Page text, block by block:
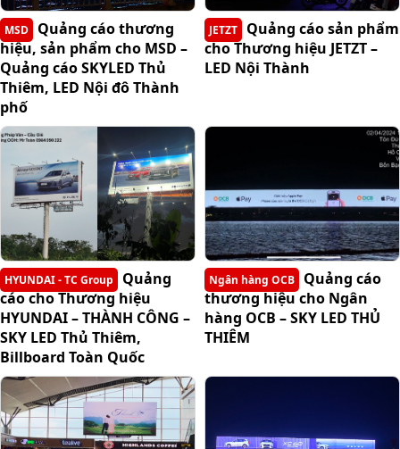
MSD
Quảng cáo thương
hiệu, sản phẩm cho MSD –
Quảng cáo SKYLED Thủ
Thiêm, LED Nội đô Thành
phố
JETZT
Quảng cáo sản phẩm
cho Thương hiệu JETZT –
LED Nội Thành
HYUNDAI - TC Group
Quảng
cáo cho Thương hiệu
HYUNDAI – THÀNH CÔNG –
SKY LED Thủ Thiêm,
Billboard Toàn Quốc
Ngân hàng OCB
Quảng cáo
thương hiệu cho Ngân
hàng OCB – SKY LED THỦ
THIÊM